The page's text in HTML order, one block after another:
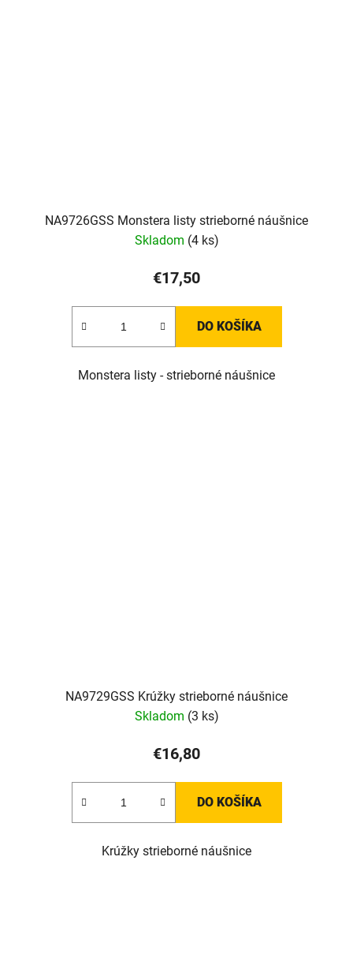
NA9726GSS Monstera listy strieborné náušnice
Skladom (4 ks)
€17,50
DO KOŠÍKA
Monstera listy - strieborné náušnice
NA9729GSS Krúžky strieborné náušnice
Skladom (3 ks)
€16,80
DO KOŠÍKA
Krúžky strieborné náušnice